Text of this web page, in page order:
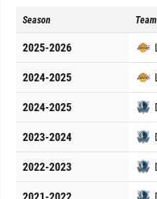
Season Team
2025-2026
2024-2025
2024-2025
2023-2024
2022-2023